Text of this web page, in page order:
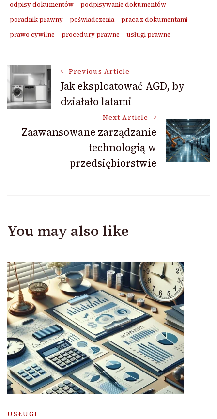
odpisy dokumentów
podpisywanie dokumentów
poradnik prawny
poświadczenia
praca z dokumentami
prawo cywilne
procedury prawne usługi prawne
Post
Navigation
Previous Article
Jak eksploatować AGD, by
działało latami
Next Article
Zaawansowane zarządzanie
technologią w
przedsiębiorstwie
You may also like
USŁUGI